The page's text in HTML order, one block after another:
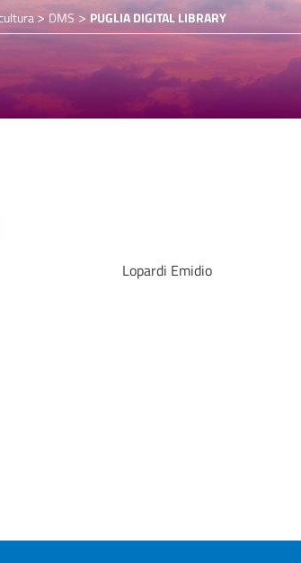
>DMS > PUGLIA DIGITAL LIBRARY
Lopardi Emidio